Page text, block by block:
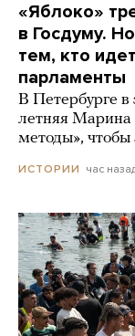
«Яблоко»
в Госдуму.
тем, кто
парламенты
В Петербурге в
летняя
методы», чтобы
ИСТОРИИ час